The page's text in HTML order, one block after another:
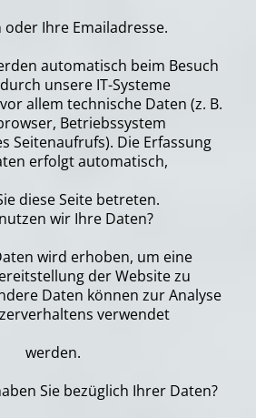
oder Ihre Emailadresse.
automatisch beim Besuch
unsere IT-Systeme
allem technische Daten (z. B.
Betriebssystem
Seitenaufrufs). Die Erfassung
erfolgt automatisch,
diese Seite betreten.
wir Ihre Daten?
wird erhoben, um eine
der Website zu
Daten können zur Analyse
verwendet
werden.
Sie bezüglich Ihrer Daten?